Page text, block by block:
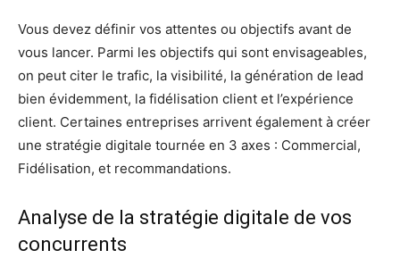
Vous devez définir vos attentes ou objectifs avant de
vous lancer. Parmi les objectifs qui sont envisageables,
on peut citer le trafic, la visibilité, la génération de lead
bien évidemment, la fidélisation client et l’expérience
client. Certaines entreprises arrivent également à créer
une stratégie digitale tournée en 3 axes : Commercial,
Fidélisation, et recommandations.
Analyse de la stratégie digitale de vos
concurrents